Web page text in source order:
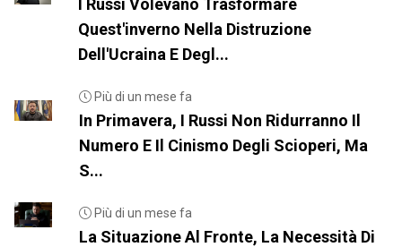
I Russi Volevano Trasformare
Quest'inverno Nella Distruzione
Dell'Ucraina E Degl...
Più di un mese fa
In Primavera, I Russi Non Ridurranno Il
Numero E Il Cinismo Degli Scioperi, Ma
S...
Più di un mese fa
La Situazione Al Fronte, La Necessità Di